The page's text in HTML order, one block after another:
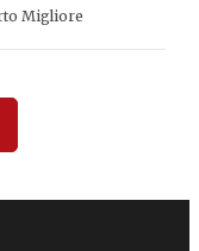
Migliore